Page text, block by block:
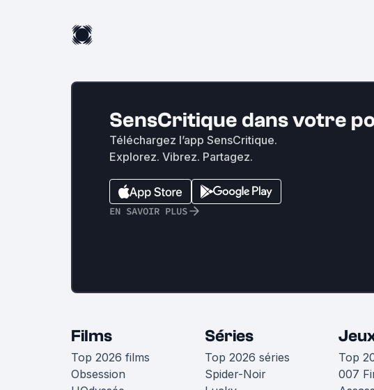
SensCritique dans votre
Téléchargez l’app SensCritique.
Explorez. Vibrez. Partagez.
EN SAVOIR PLUS
Films
Top 2026 films
Obsession
Séries
Top 2026 séries
Spider-Noir
Top
007